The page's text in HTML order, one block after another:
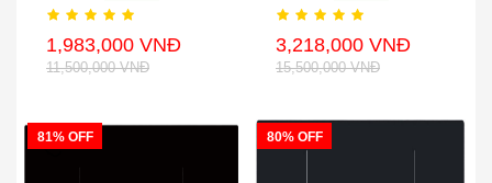
1,983,000 VNĐ
11,500,000 VNĐ
3,218,000 VNĐ
15,500,000 VNĐ
81% OFF 80% OFF